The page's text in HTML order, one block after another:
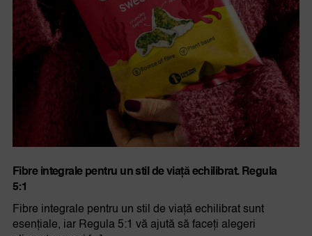
Fibre integrale pentru un stil de viață echilibrat. Regula
5:1
Fibre integrale pentru un stil de viață echilibrat sunt
esențiale, iar Regula 5:1 vă ajută să faceți alegeri